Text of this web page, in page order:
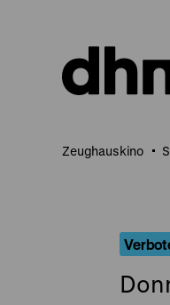
Seiteninhalt
springen
Zeughauskino